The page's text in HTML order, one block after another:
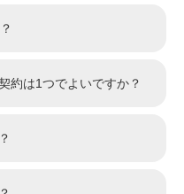
約は1つでよいですか？